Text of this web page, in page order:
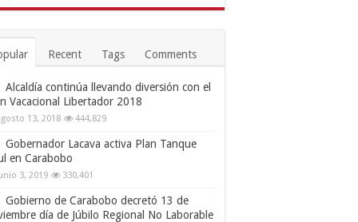
Recent Tags Comments
Alcaldía continúa llevando diversión con el
Vacacional Libertador 2018
13, 2018 444,829
Gobernador Lacava activa Plan Tanque
en Carabobo
3, 2019 330,401
Gobierno de Carabobo decretó 13 de
día de Júbilo Regional No Laborable